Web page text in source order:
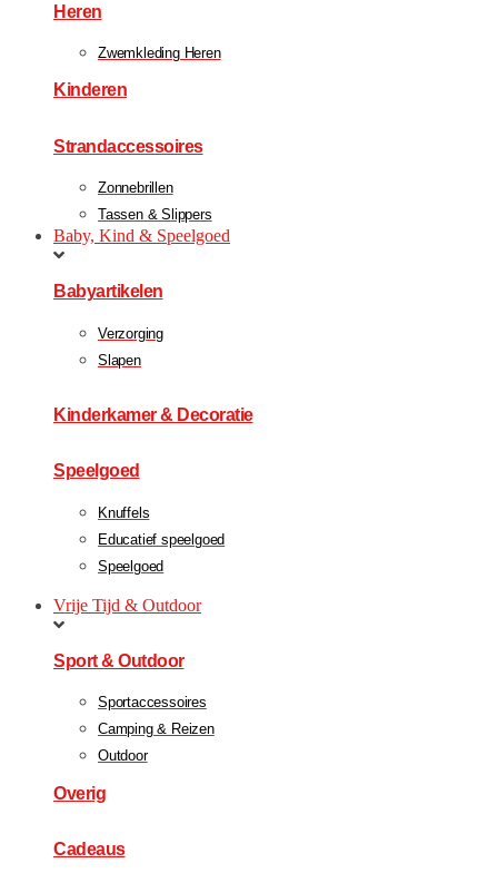
Heren
Zwemkleding Heren
Kinderen
Strandaccessoires
Zonnebrillen
Tassen & Slippers
Baby, Kind & Speelgoed
Babyartikelen
Verzorging
Slapen
Kinderkamer & Decoratie
Speelgoed
Knuffels
Educatief speelgoed
Speelgoed
Vrije Tijd & Outdoor
Sport & Outdoor
Sportaccessoires
Camping & Reizen
Outdoor
Overig
Cadeaus